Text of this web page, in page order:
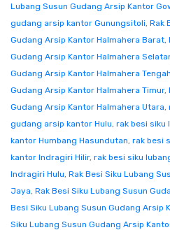
Lubang Susun Gudang Arsip Kantor
gudang arsip kantor Gunungsitoli, Rak
Gudang Arsip Kantor Halmahera Barat,
Gudang Arsip Kantor Halmahera
Gudang Arsip Kantor Halmahera Tengah
Gudang Arsip Kantor Halmahera Timur,
Gudang Arsip Kantor Halmahera Utara,
gudang arsip kantor Hulu, rak besi siku
kantor Humbang Hasundutan, rak besi
kantor Indragiri Hilir, rak besi siku
Indragiri Hulu, Rak Besi Siku Lubang
Jaya, Rak Besi Siku Lubang Susun
Besi Siku Lubang Susun Gudang Arsip
Siku Lubang Susun Gudang Arsip